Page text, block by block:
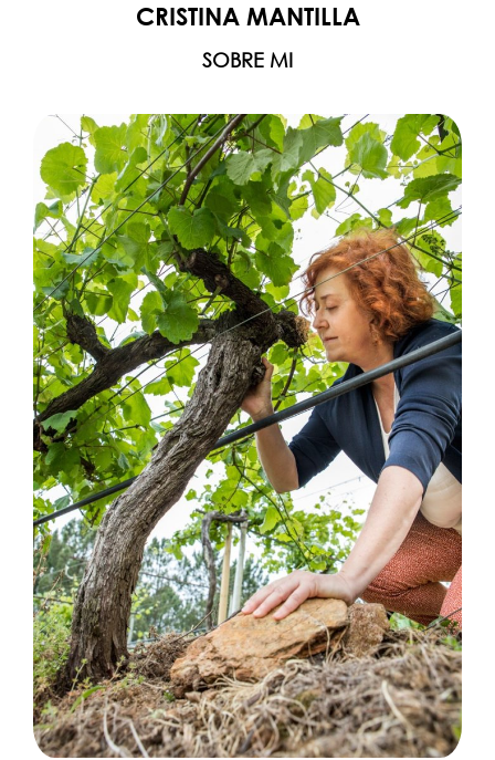
CRISTINA MANTILLA
SOBRE MI